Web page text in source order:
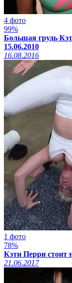
4 фото
99%
Большая грудь
15.06.2010
16.08.2016
1 фото
78%
Кэти Перри стоит
21.06.2017